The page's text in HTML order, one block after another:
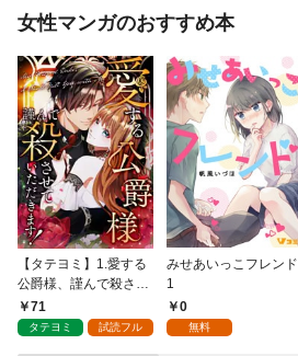
女性マンガのおすすめ本
【タテヨミ】1.愛する
公爵様、謹んで殺させ
ていただきます！
71
タテヨミ 試読フル
みせあいっこフレンド
1
0
無料